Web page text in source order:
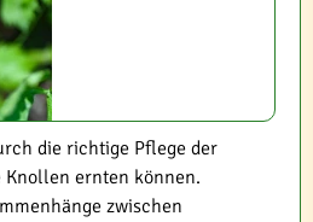
die richtige Pflege der
ernten können.
zwischen